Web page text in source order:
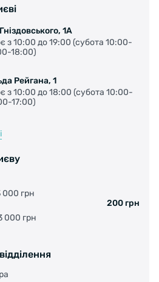
1А
з 10:00 до 19:00 (субота 10:00-
18:00)
Рейгана, 1
з 10:00 до 18:00 (субота 10:00-
17:00)
грн
200 грн
000 грн